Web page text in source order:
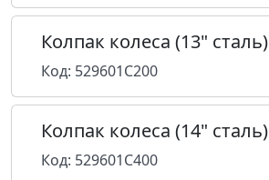
Колпак колеса (13" сталь)
Код: 529601C200
Колпак колеса (14" сталь)
Код: 529601C400